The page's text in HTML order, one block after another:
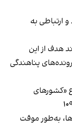
به
هدف از این
پناهندگی
«کشورهای
شماره ۱۰۹۴۹
به‌طور موقت